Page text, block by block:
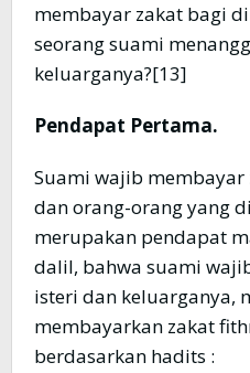
membayar zakat bagi
seorang suami
keluarganya?[13]
Pendapat Pertama.
Suami wajib
dan orang-orang yang
merupakan pendapat
dalil, bahwa suami
isteri dan keluarganya,
membayarkan zakat
berdasarkan hadits :